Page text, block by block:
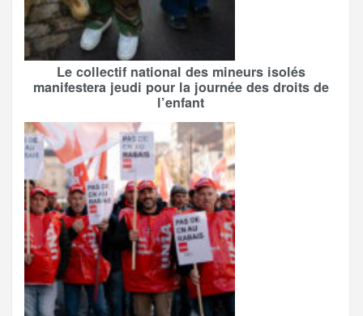
Le collectif national des mineurs isolés
manifestera jeudi pour la journée des droits de
l’enfant